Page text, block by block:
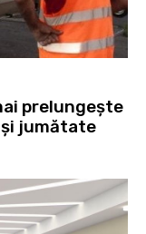
prelungește
și jumătate